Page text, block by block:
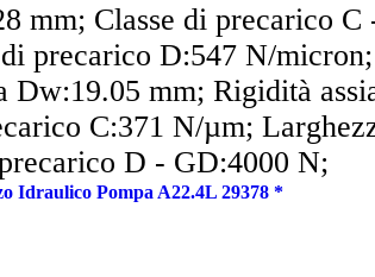
mm; Classe di precarico C
precarico D:547 N/micron;
Dw:19.05 mm; Rigidità
C:371 N/µm;
D - GD:4000 N;
C1:7.32 mm;
Idraulico Pompa A22.4L 29378 *